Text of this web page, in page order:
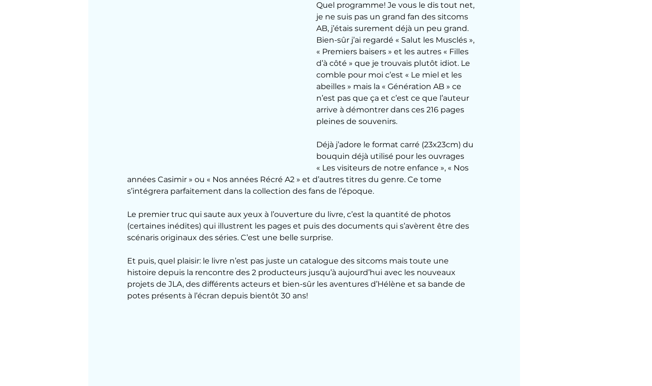
Quel programme! Je vous le dis tout net,
je ne suis pas un grand fan des sitcoms
AB, j’étais surement déjà un peu grand.
Bien-sûr j’ai regardé « Salut les Musclés »,
« Premiers baisers » et les autres « Filles
d’à côté » que je trouvais plutôt idiot. Le
comble pour moi c’est « Le miel et les
abeilles » mais la « Génération AB » ce
n’est pas que ça et c’est ce que l’auteur
arrive à démontrer dans ces 216 pages
pleines de souvenirs.
Déjà j’adore le format carré (23x23cm) du
bouquin déjà utilisé pour les ouvrages
« Les visiteurs de notre enfance », « Nos
années Casimir » ou « Nos années Récré A2 » et d’autres titres du genre. Ce tome
s’intégrera parfaitement dans la collection des fans de l’époque.
Le premier truc qui saute aux yeux à l’ouverture du livre, c’est la quantité de photos
(certaines inédites) qui illustrent les pages et puis des documents qui s’avèrent être des
scénaris originaux des séries. C’est une belle surprise.
Et puis, quel plaisir: le livre n’est pas juste un catalogue des sitcoms mais toute une
histoire depuis la rencontre des 2 producteurs jusqu’à aujourd’hui avec les nouveaux
projets de JLA, des différents acteurs et bien-sûr les aventures d’Hélène et sa bande de
potes présents à l’écran depuis bientôt 30 ans!